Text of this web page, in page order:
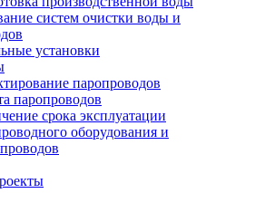
систем очистки воды и
установки
паропроводов
паропроводов
срока эксплуатации
оборудования и